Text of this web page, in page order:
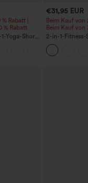
Rabatt |
% Rabatt
Yoga-Shorts
€31,95 EUR
Beim Kauf von
Beim Kauf von
2-in-1-Fitness-
und seitlicher